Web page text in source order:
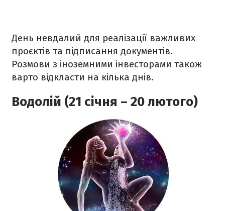
День невдалий для реалізації важливих
проєктів та підписання документів.
Розмови з іноземними інвесторами також
варто відкласти на кілька днів.
Водолій (21 січня – 20 лютого)